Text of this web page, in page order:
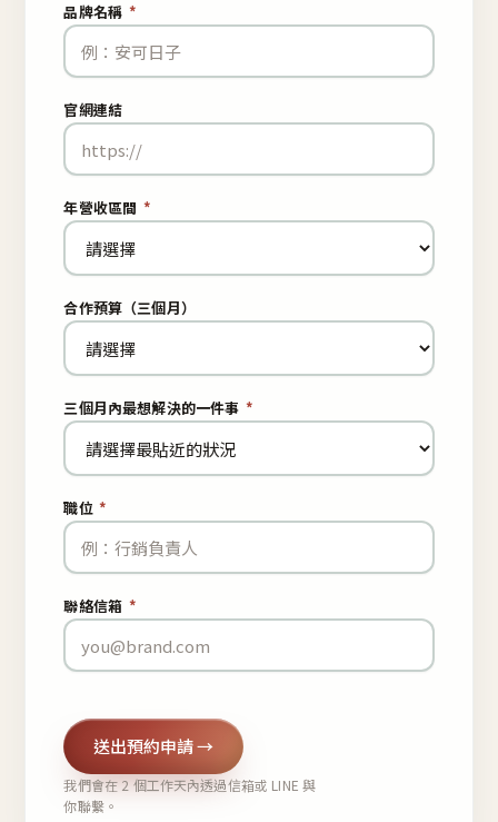
品牌名稱 *
官網連結
年營收區間 *
合作預算（三個月）
三個月內最想解決的一件事 *
職位 *
聯絡信箱 *
送出預約申請 →
我們會在 2 個工作天內透過信箱或 LINE 與
你聯繫。